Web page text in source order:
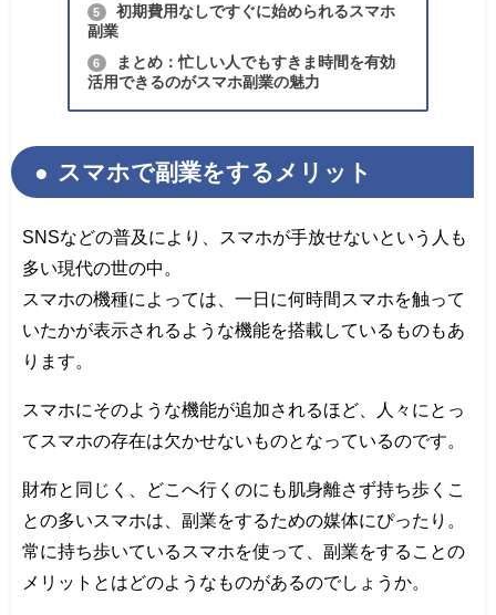
5
初期費用なしですぐに始められるスマホ
副業
6
まとめ：忙しい人でもすきま時間を有効
活用できるのがスマホ副業の魅力
スマホで副業をするメリット
SNSなどの普及により、スマホが手放せないという人も
多い現代の世の中。
スマホの機種によっては、一日に何時間スマホを触って
いたかが表示されるような機能を搭載しているものもあ
ります。
スマホにそのような機能が追加されるほど、人々にとっ
てスマホの存在は欠かせないものとなっているのです。
財布と同じく、どこへ行くのにも肌身離さず持ち歩くこ
との多いスマホは、副業をするための媒体にぴったり。
常に持ち歩いているスマホを使って、副業をすることの
メリットとはどのようなものがあるのでしょうか。